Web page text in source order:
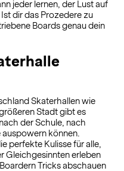
jeder lernen, der Lust auf
dir das Prozedere zu
Boards genau dein
Skaterhallen wie
Stadt gibt es
der Schule, nach
können.
perfekte Kulisse für alle,
Gleichgesinnten erleben
Tricks abschauen